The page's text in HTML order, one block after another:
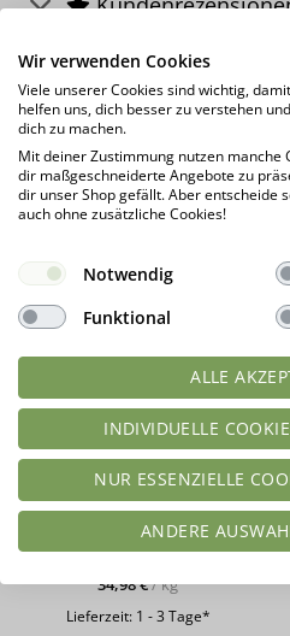
DAS KÖNNTE DIR AUCH
Grießpudding CLASSIC low-carb
glutenfrei keto – Grießbrei ohne
Stärke zuckerfrei laktosefrei
Bewertet
von
5
geprüfte Gesamtbewertungen
13,99€
34,98€/kg
Lieferzeit: 1 - 3 Tage*
Wir verwenden Cookies
Viele unserer Cookies sind wichtig,
helfen uns, dich besser zu verstehen
dich zu machen.
Mit deiner Zustimmung nutzen manche
dir maßgeschneiderte Angebote zu
dir unser Shop gefällt. Aber entscheide
auch ohne zusätzliche Cookies!
Notwendig
Funktional
ALLE
INDIVIDUELLE
NUR ESSENZIELLE
ANDERE